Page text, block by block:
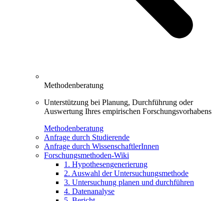
Methodenberatung
Unterstützung bei Planung, Durchführung oder
Auswertung Ihres empirischen Forschungsvorhabens
Methodenberatung
Anfrage durch Studierende
Anfrage durch WissenschaftlerInnen
Forschungsmethoden-Wiki
1. Hypothesengenerierung
2. Auswahl der Untersuchungsmethode
3. Untersuchung planen und durchführen
4. Datenanalyse